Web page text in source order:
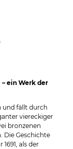
ein Werk der
und fällt durch
viereckiger
bronzenen
Die Geschichte
als der